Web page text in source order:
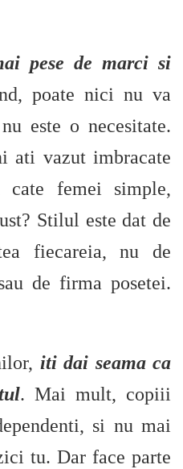
pese de marci si
poate nici nu va
este o necesitate.
ati vazut imbracate
cate femei simple,
Stilul este dat de
fiecareia, nu de
de firma posetei.
iti dai seama ca
. Mai mult, copiii
si nu mai
tu. Dar face parte